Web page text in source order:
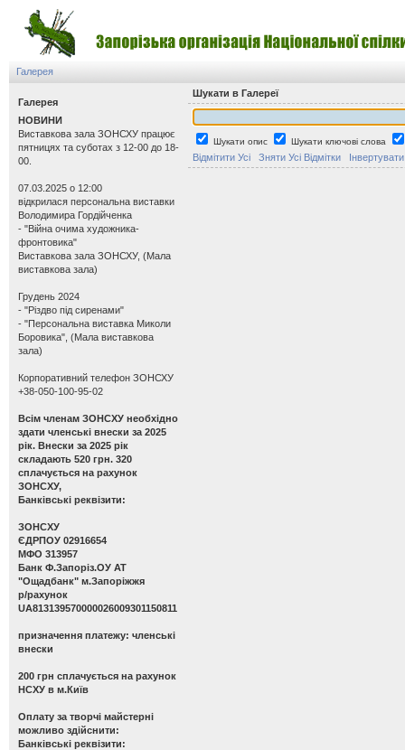
Галерея
Галерея
НОВИНИ
Виставкова зала ЗОНСХУ працює
пятницях та суботах з 12-00 до 18-
00.
07.03.2025 о 12:00
відкрилася персональна виставки
Володимира Гордійченка
- "Війна очима художника-
фронтовика"
Виставкова зала ЗОНСХУ, (Мала
виставкова зала)
Грудень 2024
- "Різдво під сиренами"
- "Персональна виставка Миколи
Боровика", (Мала виставкова
зала)
Корпоративний телефон ЗОНСХУ
+38-050-100-95-02
Всім членам ЗОНСХУ необхідно
здати членські внески за 2025
рік. Внески за 2025 рік
складають 520 грн. 320
сплачується на рахунок
ЗОНСХУ,
Банківські реквізити:
ЗОНСХУ
ЄДРПОУ 02916654
МФО 313957
Банк Ф.Запоріз.ОУ АТ
"Ощадбанк" м.Запоріжжя
р/рахунок
UA813139570000026009301150811
призначення платежу: членські
внески
200 грн сплачується на рахунок
НСХУ в м.Київ
Оплату за творчі майстерні
можливо здійснити:
Банківські реквізити:
Шукати в Галереї
Шукати опис Шукати ключові слова
Відмітити Усі Зняти Усі Відмітки Інвертувати